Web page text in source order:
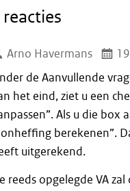
reacties
Arno Havermans
de Aanvullende
het eind, ziet u een
Als u die box
berekenen”.
uitgerekend.
reeds opgelegde VA